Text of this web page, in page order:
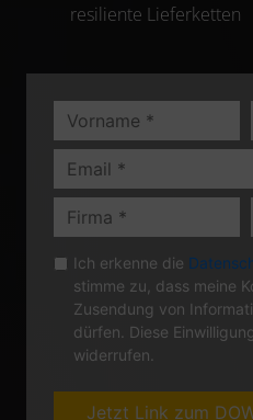
resiliente Lieferketten